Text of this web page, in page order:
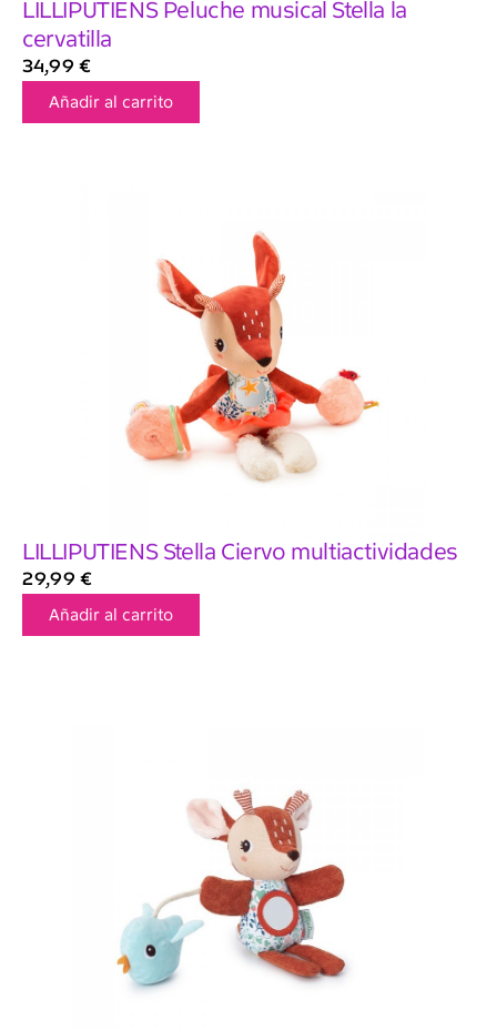
LILLIPUTIENS Peluche musical Stella la
cervatilla
34,99 €
Añadir al carrito
LILLIPUTIENS Stella Ciervo multiactividades
29,99 €
Añadir al carrito